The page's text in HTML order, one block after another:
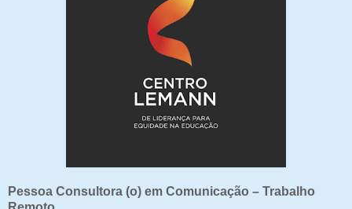
Pessoa Consultora (o) em Comunicação – Trabalho